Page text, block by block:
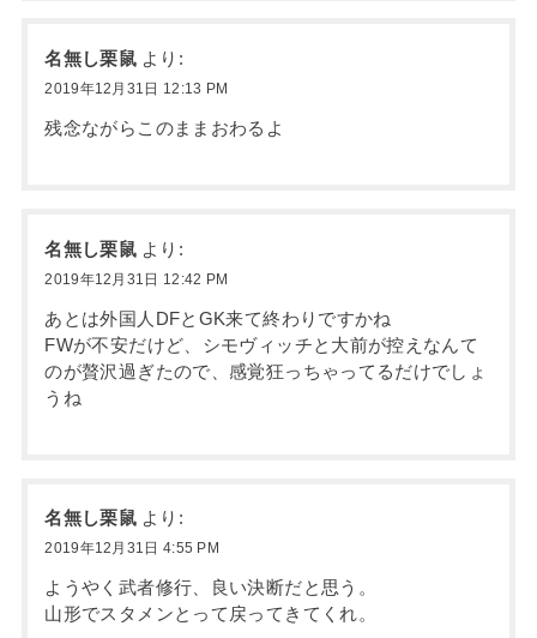
名無し栗鼠 より:
2019年12月31日 12:13 PM
残念ながらこのままおわるよ
名無し栗鼠 より:
2019年12月31日 12:42 PM
あとは外国人DFとGK来て終わりですかね
FWが不安だけど、シモヴィッチと大前が控えなんて
のが贅沢過ぎたので、感覚狂っちゃってるだけでしょ
うね
名無し栗鼠 より:
2019年12月31日 4:55 PM
ようやく武者修行、良い決断だと思う。
山形でスタメンとって戻ってきてくれ。